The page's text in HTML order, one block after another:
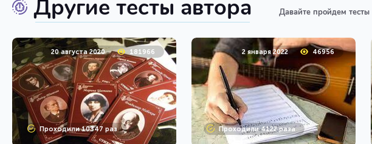
Другие тесты автора Давайте пройдем тесты
20 августа 2020 181966
Проходили 10347 раз
2 января 2022 46956
Проходили 4122 раза